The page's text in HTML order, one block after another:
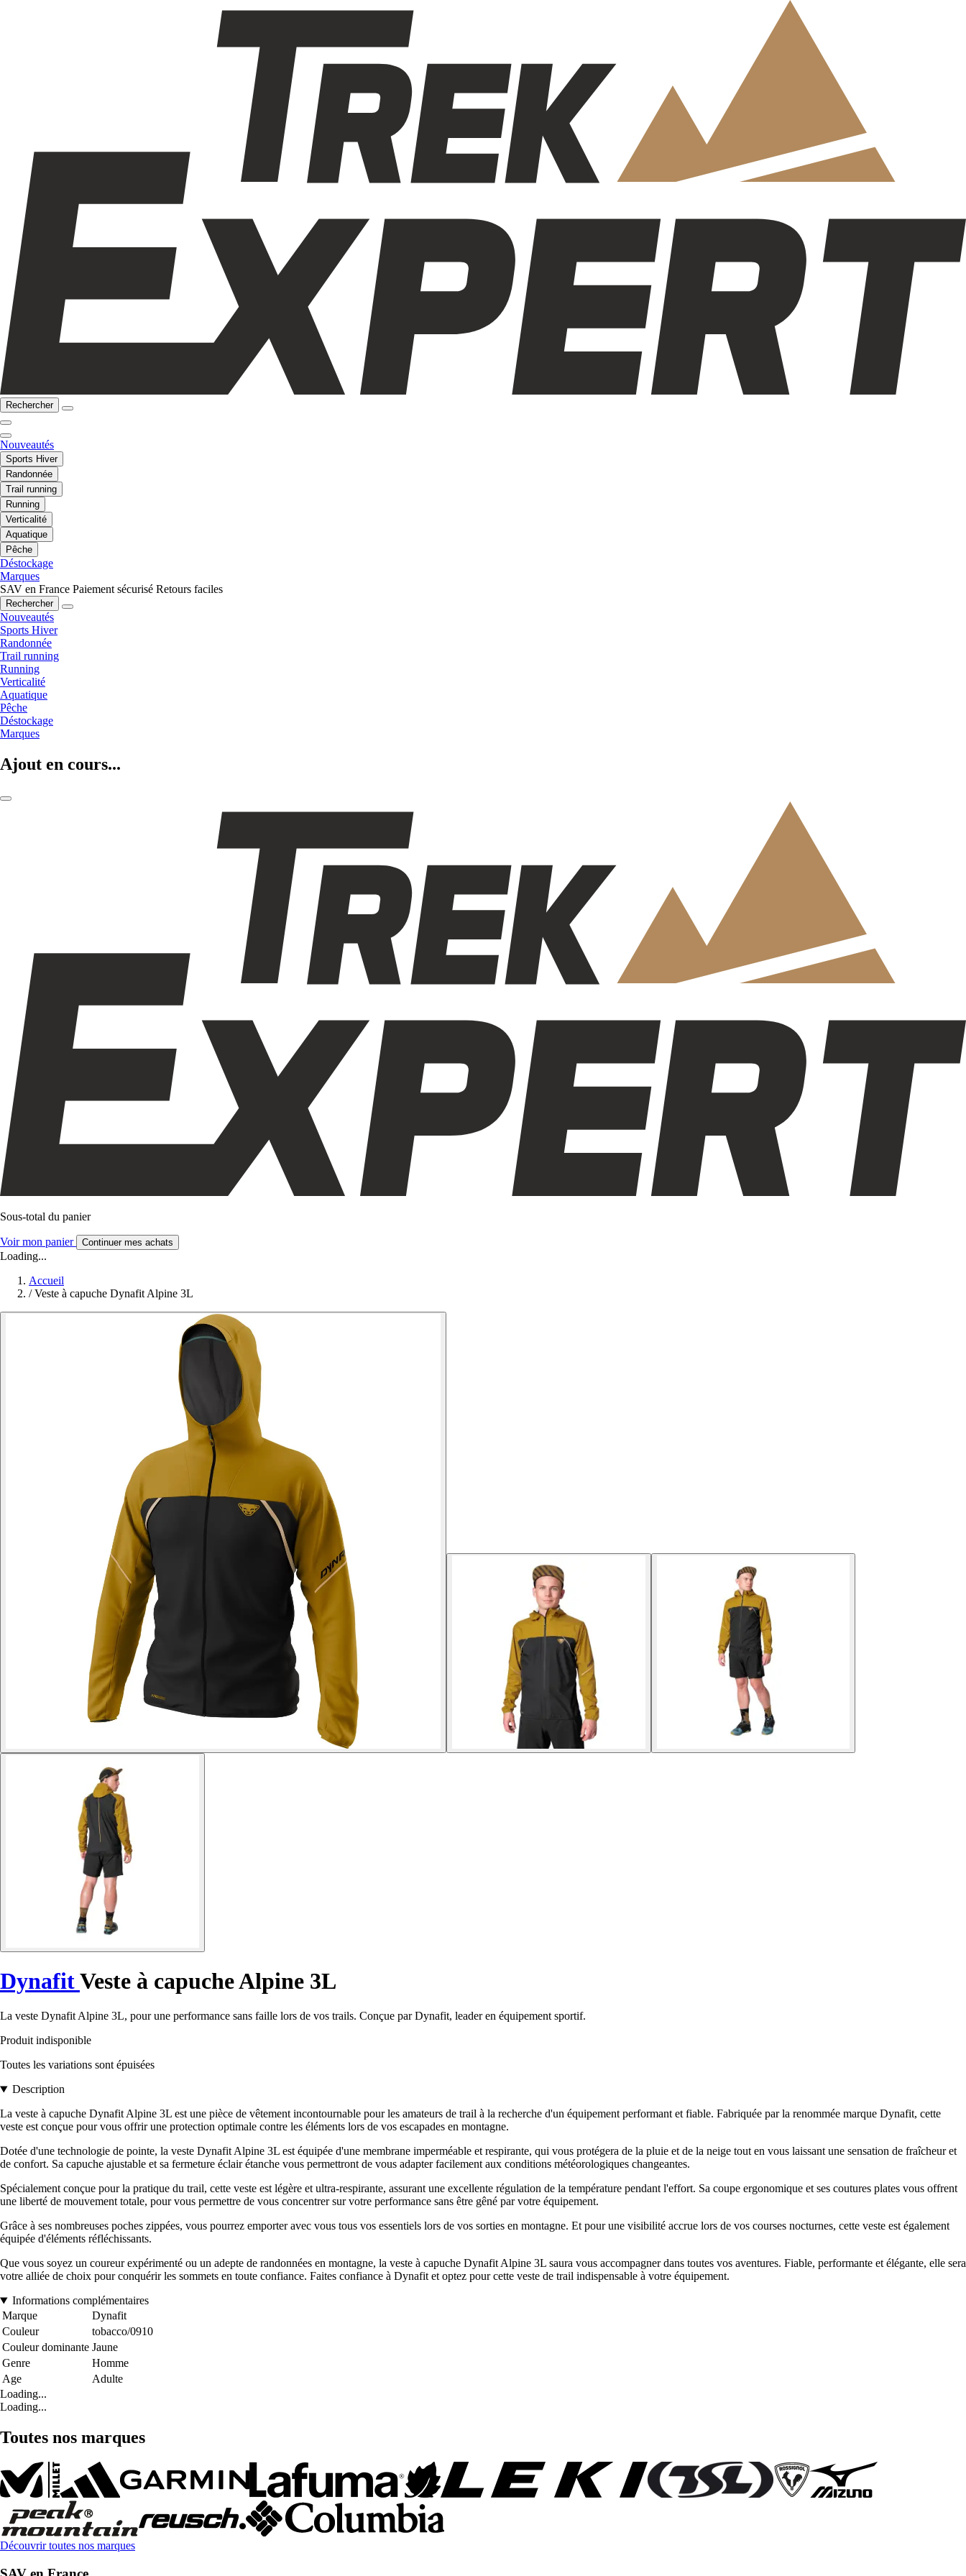
Rechercher
Nouveautés
Sports Hiver
Randonnée
Trail running
Running
Verticalité
Aquatique
Pêche
Déstockage
Marques
SAV en France Paiement sécurisé Retours faciles
Rechercher
Nouveautés
Sports Hiver
Randonnée
Trail running
Running
Verticalité
Aquatique
Pêche
Déstockage
Marques
Ajout en cours...
Sous-total du panier
Voir mon panier Continuer mes achats
Loading...
Accueil
/ Veste à capuche Dynafit Alpine 3L
DynafitVeste à capuche Alpine 3L
La veste Dynafit Alpine 3L, pour une performance sans faille lors de vos trails. Conçue par Dynafit, leader en équipement sportif.
Produit indisponible
Toutes les variations sont épuisées
Description
La veste à capuche Dynafit Alpine 3L est une pièce de vêtement incontournable pour les amateurs de trail à la recherche d'un équipement performant et fiable. Fabriquée par la renommée marque Dynafit, cette
veste est conçue pour vous offrir une protection optimale contre les éléments lors de vos escapades en montagne.
Dotée d'une technologie de pointe, la veste Dynafit Alpine 3L est équipée d'une membrane imperméable et respirante, qui vous protégera de la pluie et de la neige tout en vous laissant une sensation de fraîcheur et
de confort. Sa capuche ajustable et sa fermeture éclair étanche vous permettront de vous adapter facilement aux conditions météorologiques changeantes.
Spécialement conçue pour la pratique du trail, cette veste est légère et ultra-respirante, assurant une excellente régulation de la température pendant l'effort. Sa coupe ergonomique et ses coutures plates vous offrent
une liberté de mouvement totale, pour vous permettre de vous concentrer sur votre performance sans être gêné par votre équipement.
Grâce à ses nombreuses poches zippées, vous pourrez emporter avec vous tous vos essentiels lors de vos sorties en montagne. Et pour une visibilité accrue lors de vos courses nocturnes, cette veste est également
équipée d'éléments réfléchissants.
Que vous soyez un coureur expérimenté ou un adepte de randonnées en montagne, la veste à capuche Dynafit Alpine 3L saura vous accompagner dans toutes vos aventures. Fiable, performante et élégante, elle sera
votre alliée de choix pour conquérir les sommets en toute confiance. Faites confiance à Dynafit et optez pour cette veste de trail indispensable à votre équipement.
Informations complémentaires
Marque
Dynafit
Couleur
tobacco/0910
Couleur dominante Jaune
Genre
Homme
Age
Adulte
Loading...
Loading...
Toutes nos marques
Découvrir toutes nos marques